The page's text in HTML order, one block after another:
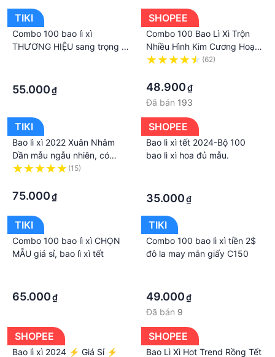
TIKI
Combo 100 bao lì xì
THƯƠNG HIỆU sang trọng -
55.000₫
SHOPEE
Combo 100 Bao Lì Xì Trộn
Nhiều Hình Kim Cương Hoạt
Hình Tết Phong Bao Lì Xì
(62)
48.900₫
Đã bán 193
TIKI
Bao lì xì 2022 Xuân Nhâm
Dần mẫu ngẫu nhiên, có
combo 20 50 và 100 bao
(15)
75.000₫
SHOPEE
Bao lì xì tết 2024-Bộ 100
bao lì xì hoa đủ mẫu.
35.000₫
TIKI
Combo 100 bao lì xì CHỌN
MẪU giá sỉ, bao lì xì tết
65.000₫
TIKI
Combo 100 bao lì xì tiền 2$
đô la may mắn giấy C150
49.000₫
Đã bán 9
SHOPEE
Bao lì xì 2024 ⚡️ Giá Sỉ ⚡️
SHOPEE
Bao Lì Xì Hot Trend Rồng Tết